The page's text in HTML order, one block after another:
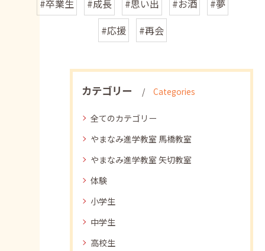
#卒業生 #成長 #思い出 #お酒
#夢
#応援
#再会
カテゴリー Categories
全てのカテゴリー
やまなみ進学教室 馬橋教室
やまなみ進学教室 矢切教室
体験
小学生
中学生
高校生